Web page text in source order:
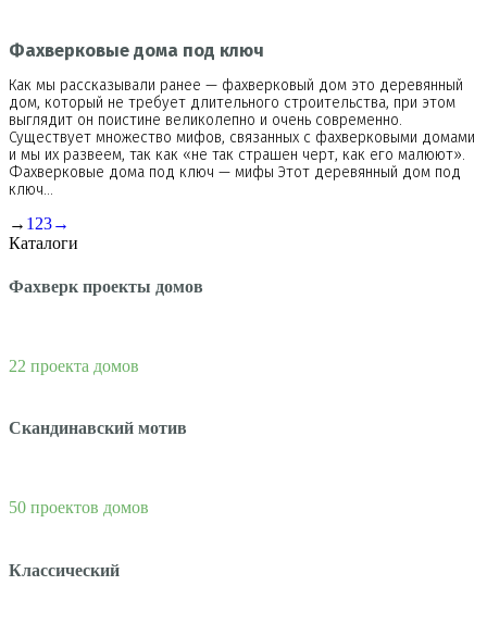
Фахверковые дома под ключ
Как мы рассказывали ранее — фахверковый дом это деревянный
дом, который не требует длительного строительства, при этом
выглядит он поистине великолепно и очень современно.
Существует множество мифов, связанных с фахверковыми домами
и мы их развеем, так как «не так страшен черт, как его малюют».
Фахверковые дома под ключ — мифы Этот деревянный дом под
ключ…
→ 1 23→
Каталоги
Фахверк проекты домов
22 проекта домов
Скандинавский мотив
50 проектов домов
Классический